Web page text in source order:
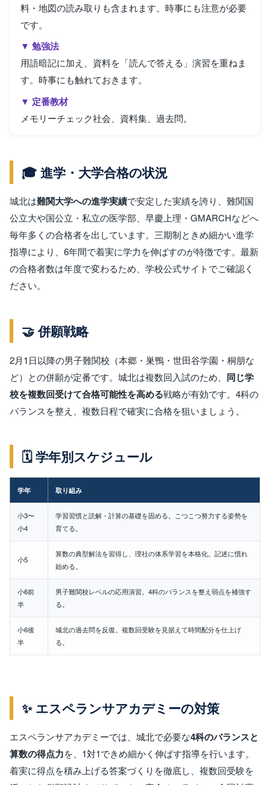
料・地図の読み取りも含まれます。時事にも注意が必要
です。
▼ 勉強法
用語暗記に加え、資料を「読んで答える」演習を重ねま
す。時事にも触れておきます。
▼ 定番教材
メモリーチェック社会、資料集、過去問。
🎓 進学・大学合格の状況
城北は難関大学への進学実績で安定した実績を誇り、難関国
公立大や国公立・私立の医学部、早慶上理・GMARCHなどへ
毎年多くの合格者を出しています。三期制ときめ細かい進学
指導により、6年間で着実に学力を伸ばすのが特徴です。最新
の合格者数は年度で変わるため、学校公式サイトでご確認く
ださい。
🤝 併願戦略
2月1日以降の男子難関校（本郷・巣鴨・世田谷学園・桐朋な
ど）との併願が定番です。城北は複数回入試のため、 同じ学
校を複数回受けて合格可能性を高める戦略が有効です。4科の
バランスを整え、複数日程で確実に合格を狙いましょう。
🗓️ 学年別スケジュール
学年 取り組み
小3〜
小4
学習習慣と読解・計算の基礎を固める。こつこつ努力する姿勢を
育てる。
小5
算数の典型解法を習得し、理社の体系学習を本格化。記述に慣れ
始める。
小6前
半
男子難関校レベルの応用演習。4科のバランスを整え弱点を補強す
る。
小6後
半
城北の過去問を反復。複数回受験を見据えて時間配分を仕上げ
る。
✨ エスペランサアカデミーの対策
エスペランサアカデミーでは、城北で必要な4科のバランスと
算数の得点力を、1対1できめ細かく伸ばす指導を行います。
着実に得点を積み上げる答案づくりを徹底し、複数回受験を